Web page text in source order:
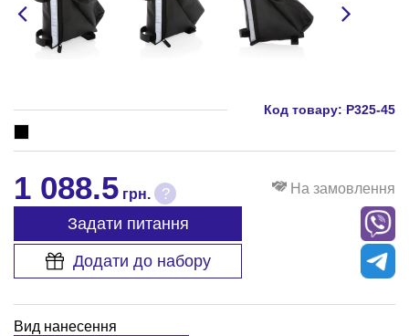
Код товару: P325-45
1 088.5 грн. ? На замовлення
Задати питання
Додати до набору
Вид нанесення